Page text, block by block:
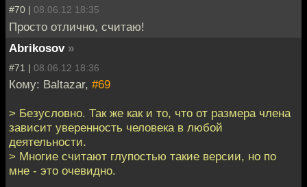
#70 | 08.06.12 18:35
Просто отлично, считаю!
Abrikosov »
#71 | 08.06.12 18:36
Кому: Baltazar, #69
> Безусловно. Так же как и то, что от размера члена
зависит уверенность человека в любой
деятельности.
> Многие считают глупостью такие версии, но по
мне - это очевидно.